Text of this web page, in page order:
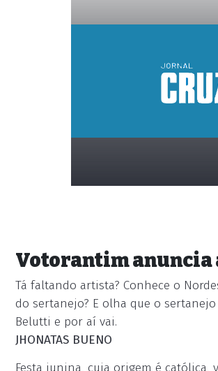
placeholder
Votorantim anuncia
Tá faltando artista? Conhece o
do sertanejo? E olha que o
Belutti e por aí vai.
JHONATAS BUENO
Festa junina, cuja origem é católica,